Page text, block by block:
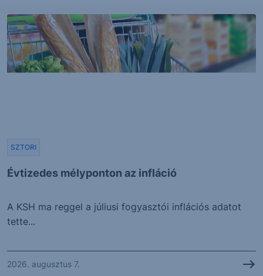
Évtizedes mélyponton az infláció
SZTORI
A KSH ma reggel a júliusi fogyasztói inflációs adatot
tette...
2026. augusztus 7.